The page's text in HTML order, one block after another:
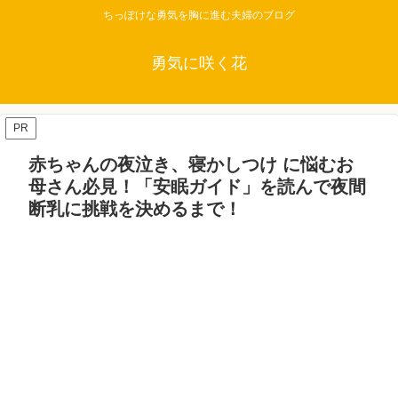
ちっぽけな勇気を胸に進む夫婦のブログ
勇気に咲く花
PR
赤ちゃんの夜泣き、寝かしつけ に悩むお
母さん必見！「安眠ガイド」を読んで夜間
断乳に挑戦を決めるまで！